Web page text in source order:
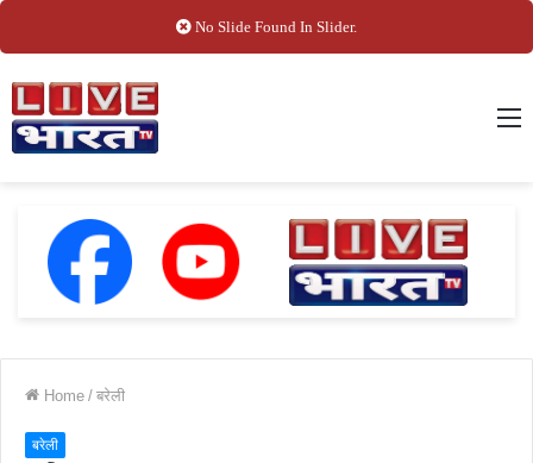
No Slide Found In Slider.
Home / बरेली
बरेली